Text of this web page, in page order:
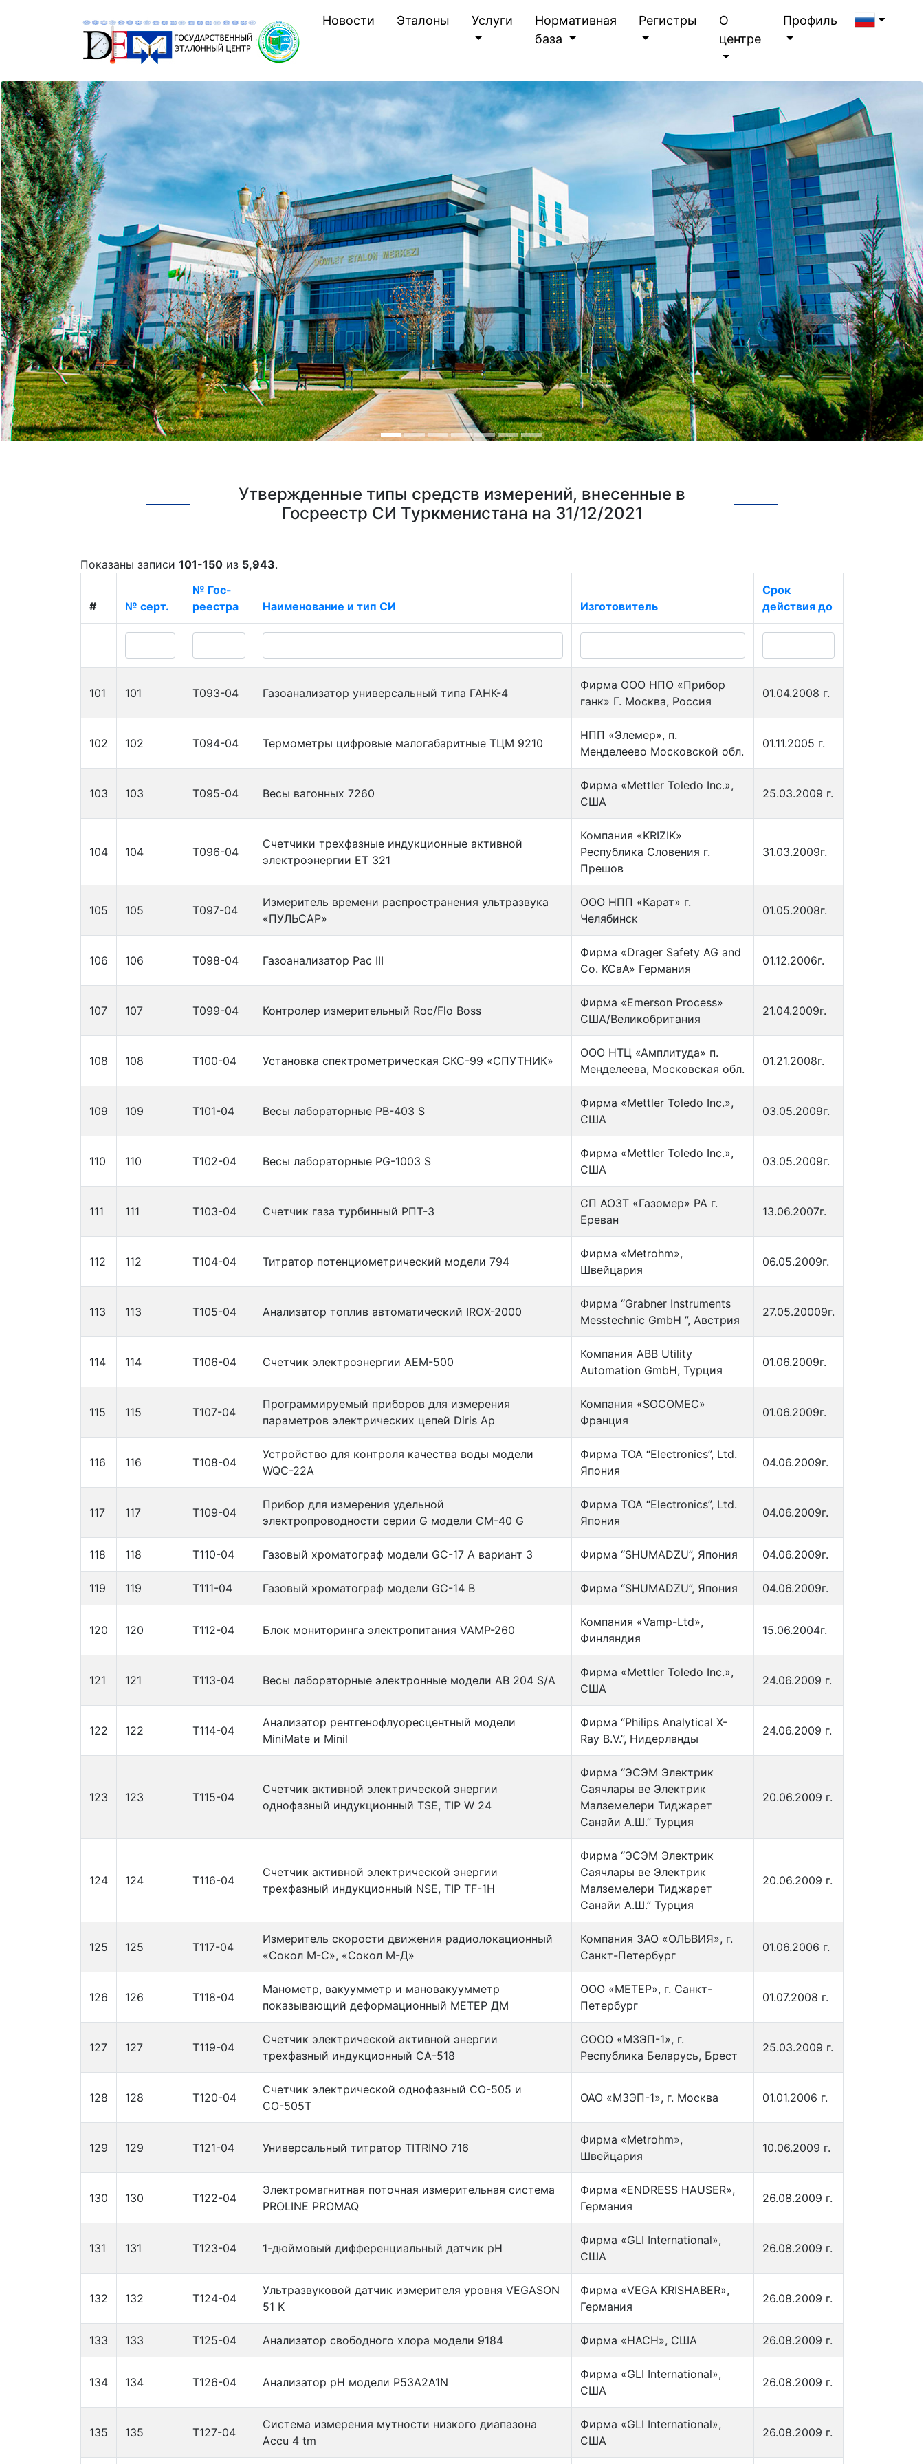
Новости (current)
Эталоны Услуги
Нормативная
база
Регистры
О
центре
Профиль
Утвержденные типы средств измерений, внесенные в
Госреестр СИ Туркменистана на 31/12/2021
Показаны записи 101-150 из 5,943.
# № серт.
№ Гос-
реестра
Наименование и тип СИ Изготовитель
Срок
действия до
101 101 Т093-04 Газоанализатор универсальный типа ГАНК-4
Фирма ООО НПО «Прибор
ганк» Г. Москва, Россия
01.04.2008 г.
102 102 Т094-04 Термометры цифровые малогабаритные ТЦМ 9210
НПП «Элемер», п.
Менделеево Московской обл.
01.11.2005 г.
103 103 Т095-04 Весы вагонных 7260
Фирма «Mettler Toledo Inc.»,
США
25.03.2009 г.
104 104 Т096-04
Счетчики трехфазные индукционные активной
электроэнергии ЕТ 321
Компания «KRIZIK»
Республика Словения г.
Прешов
31.03.2009г.
105 105 Т097-04
Измеритель времени распространения ультразвука
«ПУЛЬСАР»
ООО НПП «Карат» г.
Челябинск
01.05.2008г.
106 106 Т098-04 Газоанализатор Рас III
Фирма «Drager Safety AG and
Co. KCaA» Германия
01.12.2006г.
107 107 Т099-04 Контролер измерительный Roc/Flo Boss
Фирма «Emerson Process»
США/Великобритания
21.04.2009г.
108 108 Т100-04 Установка спектрометрическая СКС-99 «СПУТНИК»
ООО НТЦ «Амплитуда» п.
Менделеева, Московская обл.
01.21.2008г.
109 109 Т101-04 Весы лабораторные РВ-403 S
Фирма «Mettler Toledo Inc.»,
США
03.05.2009г.
110 110 Т102-04 Весы лабораторные РG-1003 S
Фирма «Mettler Toledo Inc.»,
США
03.05.2009г.
111 111 Т103-04 Счетчик газа турбинный РПТ-3
СП АОЗТ «Газомер» РА г.
Ереван
13.06.2007г.
112 112 Т104-04 Титратор потенциометрический модели 794
Фирма «Metrohm»,
Швейцария
06.05.2009г.
113 113 Т105-04 Анализатор топлив автоматический IROX-2000
Фирма “Grabner Instruments
Messtechnic GmbH ”, Австрия
27.05.20009г.
114 114 Т106-04 Счетчик электроэнергии АЕМ-500
Компания АВВ Utility
Automation GmbH, Турция
01.06.2009г.
115 115 Т107-04
Программируемый приборов для измерения
параметров электрических цепей Diris Ap
Компания «SOCOMEC»
Франция
01.06.2009г.
116 116 Т108-04
Устройство для контроля качества воды модели
WQC-22A
Фирма TOA “Electronics”, Ltd.
Япония
04.06.2009г.
117 117 Т109-04
Прибор для измерения удельной
электропроводности серии G модели CM-40 G
Фирма TOA “Electronics”, Ltd.
Япония
04.06.2009г.
118 118 Т110-04 Газовый хроматограф модели GС-17 А вариант З Фирма “SHUMADZU”, Япония 04.06.2009г.
119 119 Т111-04 Газовый хроматограф модели GС-14 В Фирма “SHUMADZU”, Япония 04.06.2009г.
120 120 Т112-04 Блок мониторинга электропитания VAMP-260
Компания «Vamp-Ltd»,
Финляндия
15.06.2004г.
121 121 Т113-04 Весы лабораторные электронные модели АВ 204 S/А
Фирма «Mettler Toledo Inc.»,
США
24.06.2009 г.
122 122 Т114-04
Анализатор рентгенофлуоресцентный модели
MiniMate и Minil
Фирма “Philips Analytical X-
Ray B.V.”, Нидерланды
24.06.2009 г.
123 123 Т115-04
Счетчик активной электрической энергии
однофазный индукционный TSE, TIP W 24
Фирма “ЭСЭМ Электрик
Саячлары ве Электрик
Малземелери Тиджарет
Санайи А.Ш.” Турция
20.06.2009 г.
124 124 Т116-04
Счетчик активной электрической энергии
трехфазный индукционный NSE, TIP TF-1H
Фирма “ЭСЭМ Электрик
Саячлары ве Электрик
Малземелери Тиджарет
Санайи А.Ш.” Турция
20.06.2009 г.
125 125 Т117-04
Измеритель скорости движения радиолокационный
«Сокол М-С», «Сокол М-Д»
Компания ЗАО «ОЛЬВИЯ», г.
Санкт-Петербург
01.06.2006 г.
126 126 Т118-04
Манометр, вакуумметр и мановакуумметр
показывающий деформационный МЕТЕР ДМ
ООО «МЕТЕР», г. Санкт-
Петербург
01.07.2008 г.
127 127 Т119-04
Счетчик электрической активной энергии
трехфазный индукционный СА-518
СООО «МЗЭП-1», г.
Республика Беларусь, Брест
25.03.2009 г.
128 128 Т120-04
Счетчик электрической однофазный СО-505 и
СО-505Т
ОАО «МЗЭП-1», г. Москва 01.01.2006 г.
129 129 Т121-04 Универсальный титратор TITRINO 716
Фирма «Metrohm»,
Швейцария
10.06.2009 г.
130 130 Т122-04
Электромагнитная поточная измерительная система
PROLINE PROMAQ
Фирма «ENDRESS HAUSER»,
Германия
26.08.2009 г.
131 131 Т123-04 1-дюймовый дифференциальный датчик рН
Фирма «GLI International»,
США
26.08.2009 г.
132 132 Т124-04
Ультразвуковой датчик измерителя уровня VEGASON
51 K
Фирма «VEGA KRISHABER»,
Германия
26.08.2009 г.
133 133 Т125-04 Анализатор свободного хлора модели 9184 Фирма «HACH», США 26.08.2009 г.
134 134 Т126-04 Анализатор рН модели Р53А2А1N
Фирма «GLI International»,
США
26.08.2009 г.
135 135 Т127-04
Система измерения мутности низкого диапазона
Accu 4 tm
Фирма «GLI International»,
США
26.08.2009 г.